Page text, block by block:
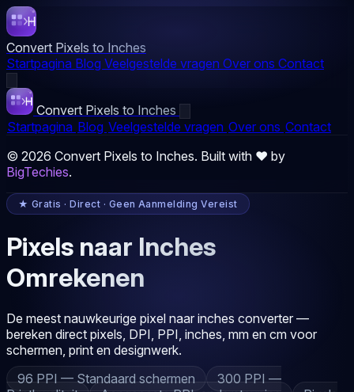
Convert Pixels to Inches
Startpagina Blog Veelgestelde vragen Over ons Contact
Convert Pixels to Inches
Startpagina Blog Veelgestelde vragen Over ons Contact
© 2026 Convert Pixels to Inches. Built with ❤️ by
BigTechies.
★ Gratis · Direct · Geen Aanmelding Vereist
Pixels naar Inches
Omrekenen
De meest nauwkeurige pixel naar inches converter —
bereken direct pixels, DPI, PPI, inches, mm en cm voor
schermen, print en designwerk.
96 PPI — Standaard schermen
300 PPI —